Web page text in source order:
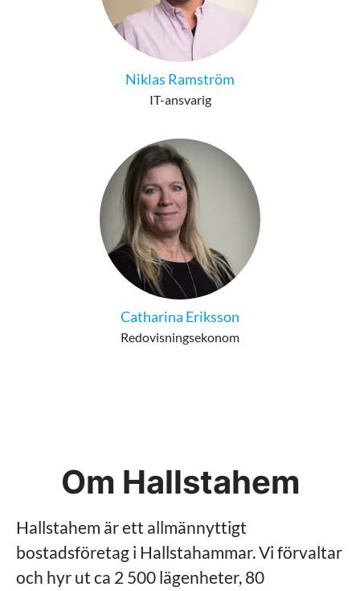
Niklas Ramström
IT-ansvarig
Catharina Eriksson
Redovisningsekonom
Om Hallstahem
Hallstahem är ett allmännyttigt
bostadsföretag i Hallstahammar. Vi förvaltar
och hyr ut ca 2 500 lägenheter, 80